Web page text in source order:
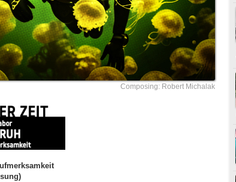
Composing: Robert Michalak